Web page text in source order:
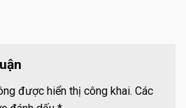
được hiển thị công khai. Các